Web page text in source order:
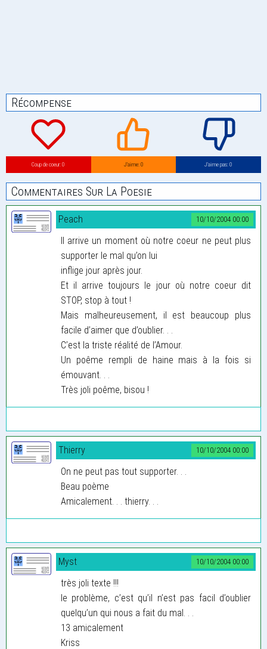
Récompense
Coup de coeur: 0 J’aime: 0 J’aime pas: 0
Commentaires Sur La Poesie
10/10/2004 00:00
Peach
Il arrive un moment où notre coeur ne peut plus
supporter le mal qu’on lui
inflige jour après jour.
Et il arrive toujours le jour où notre coeur dit
STOP, stop à tout !
Mais malheureusement, il est beaucoup plus
facile d’aimer que d’oublier. . .
C’est la triste réalité de l’Amour.
Un poême rempli de haine mais à la fois si
émouvant. . .
Très joli poême, bisou !
10/10/2004 00:00
Thierry
On ne peut pas tout supporter. . .
Beau poème
Amicalement. . . thierry. . .
10/10/2004 00:00
Myst
très joli texte !!!
le problème, c’est qu’il n’est pas facil d’oublier
quelqu’un qui nous a fait du mal. . .
13 amicalement
Kriss